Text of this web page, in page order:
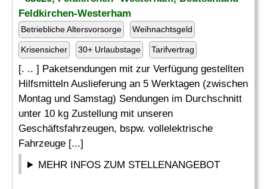
Feldkirchen-Westerham
Betriebliche Altersvorsorge Weihnachtsgeld
Krisensicher 30+ Urlaubstage Tarifvertrag
[. .. ] Paketsendungen mit zur Verfügung gestellten
Hilfsmitteln Auslieferung an 5 Werktagen (zwischen
Montag und Samstag) Sendungen im Durchschnitt
unter 10 kg Zustellung mit unseren
Geschäftsfahrzeugen, bspw. vollelektrische
Fahrzeuge [...]
MEHR INFOS ZUM STELLENANGEBOT